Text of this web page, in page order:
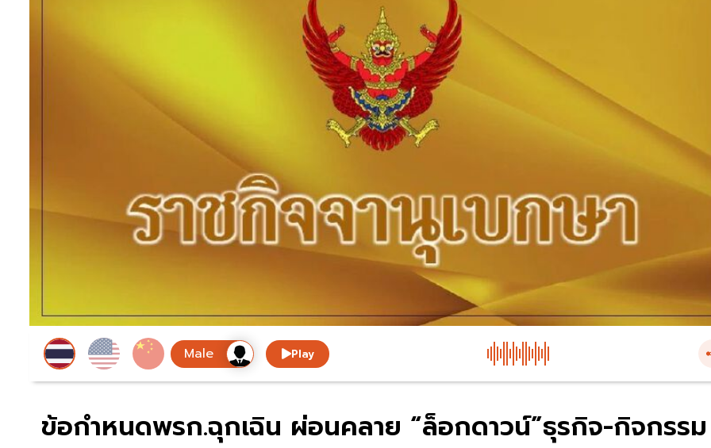
Play
ข้อกำหนดพรก.ฉุกเฉิน ผ่อนคลาย “ล็อกดาวน์”ธุรกิจ-กิจกรรม